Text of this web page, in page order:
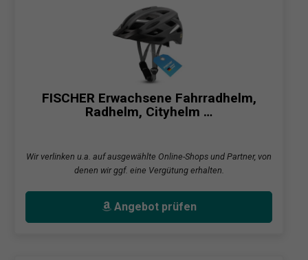
FISCHER Erwachsene Fahrradhelm,
Radhelm, Cityhelm …
Wir verlinken u.a. auf ausgewählte Online-Shops und Partner, von
denen wir ggf. eine Vergütung erhalten.
Angebot prüfen